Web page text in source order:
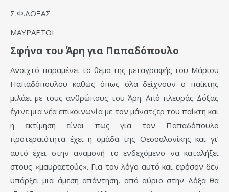
Σ.Φ.ΔΟΞΑΣ
ΜΑΥΡΑΕΤΟΙ
Σφήνα του Άρη για Παπαδόπουλο
Ανοιχτό παραμένει το θέμα της μεταγραφής του Μάριου
Παπαδόπουλου καθώς όπως όλα δείχνουν ο παίκτης
μιλάει με τους ανθρώπους του Άρη. Από πλευράς Δόξας
έγινε μια νέα επικοινωνία με τον μάνατζερ του παίκτη και
η εκτίμηση είναι πως για τον Παπαδόπουλο
προτεραιότητα έχει η ομάδα της Θεσσαλονίκης και γι’
αυτό έχει στην αναμονή το ενδεχόμενο να καταλήξει
στους «μαυραετούς». Για τον λόγο αυτό και εφόσον δεν
υπάρξει μια άμεση απάντηση, από αύριο στην Δόξα θα